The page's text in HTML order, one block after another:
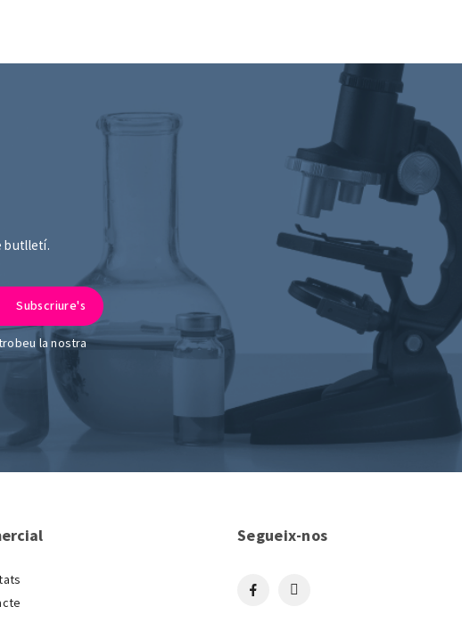
butlletí.
la nostra
Segueix-nos